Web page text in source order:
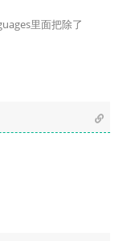
里面把除了